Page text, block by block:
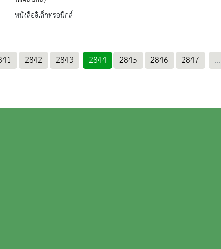
หนังสืออิเล็กทรอนิกส์
2842 2843 2844 2845 2846 2847 ...